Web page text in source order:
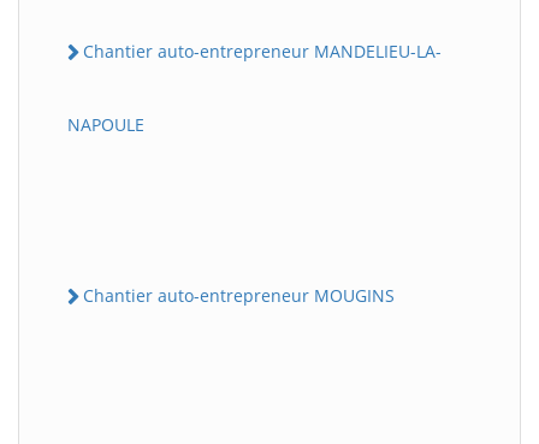
Chantier auto-entrepreneur MANDELIEU-LA-
NAPOULE
Chantier auto-entrepreneur MOUGINS